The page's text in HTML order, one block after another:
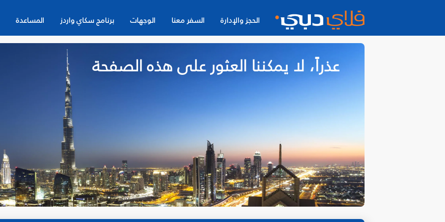
الحجز والإدارة السفر معنا الوجهات برنامج سكاي واردز المساعدة
عذراً، لا يمكننا العثور على هذه الصفحة